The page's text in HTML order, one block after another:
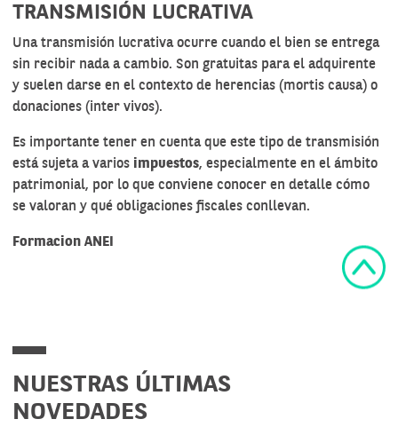
TRANSMISIÓN LUCRATIVA
Una transmisión lucrativa ocurre cuando el bien se entrega
sin recibir nada a cambio. Son gratuitas para el adquirente
y suelen darse en el contexto de herencias (mortis causa) o
donaciones (inter vivos).
Es importante tener en cuenta que este tipo de transmisión
está sujeta a varios impuestos, especialmente en el ámbito
patrimonial, por lo que conviene conocer en detalle cómo
se valoran y qué obligaciones fiscales conllevan.
Formacion ANEI
NUESTRAS ÚLTIMAS
NOVEDADES